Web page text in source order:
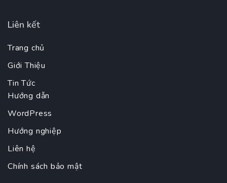
Liên kết
Trang chủ
Giới Thiệu
Tin Tức
Hướng dẫn
WordPress
Hướng nghiệp
Liên hệ
Chính sách bảo mật